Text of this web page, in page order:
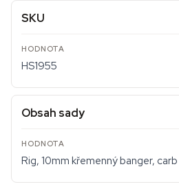
SKU
HS1955
Obsah sady
Rig, 10mm křemenný banger,